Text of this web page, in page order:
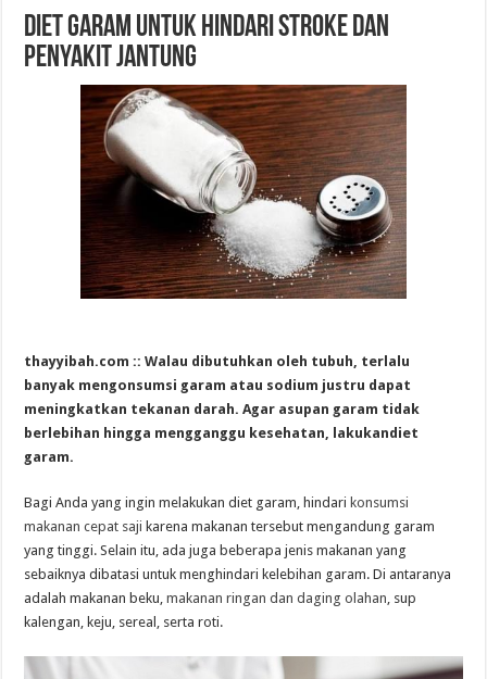
Diet Garam Untuk Hindari Stroke Dan
Penyakit Jantung
thayyibah.com :: Walau dibutuhkan oleh tubuh, terlalu
banyak mengonsumsi garam atau sodium justru dapat
meningkatkan tekanan darah.Agar asupan garam tidak
berlebihan hingga mengganggu kesehatan, lakukandiet
garam.
Bagi Anda yang ingin melakukan diet garam, hindari konsumsi
makanan cepat saji karena makanan tersebut mengandung garam
yang tinggi. Selain itu, ada juga beberapa jenis makanan yang
sebaiknya dibatasi untuk menghindari kelebihan garam. Di antaranya
adalah makanan beku,makanan ringan dan daging olahan, sup
kalengan, keju, sereal, serta roti.